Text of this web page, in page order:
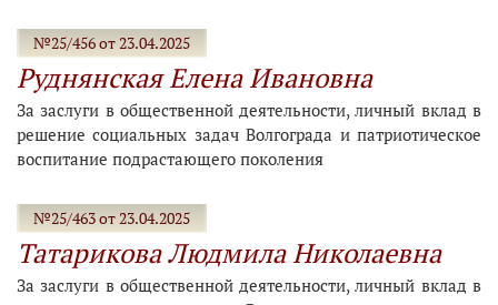
№25/456 от 23.04.2025
Руднянская Елена Ивановна
За заслуги в общественной деятельности, личный вклад в
решение социальных задач Волгограда и патриотическое
воспитание подрастающего поколения
№25/463 от 23.04.2025
Татарикова Людмила Николаевна
За заслуги в общественной деятельности, личный вклад в